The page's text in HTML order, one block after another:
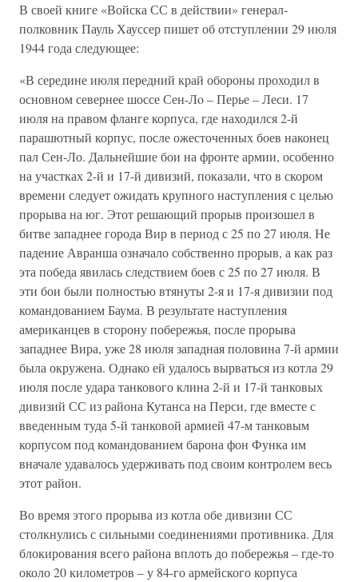
В своей книге «Войска СС в действии» генерал-
полковник Пауль Хауссер пишет об отступлении 29 июля
1944 года следующее:
«В середине июля передний край обороны проходил в
основном севернее шоссе Сен-Лo – Перье – Леси. 17
июля на правом фланге корпуса, где находился 2-й
парашютный корпус, после ожесточенных боев наконец
пал Сен-Ло. Дальнейшие бои на фронте армии, особенно
на участках 2-й и 17-й дивизий, показали, что в скором
времени следует ожидать крупного наступления с целью
прорыва на юг. Этот решающий прорыв произошел в
битве западнее города Вир в период с 25 по 27 июля. Не
падение Авранша означало собственно прорыв, а как раз
эта победа явилась следствием боев с 25 по 27 июля. В
эти бои были полностью втянуты 2-я и 17-я дивизии под
командованием Баума. В результате наступления
американцев в сторону побережья, после прорыва
западнее Вира, уже 28 июля западная половина 7-й армии
была окружена. Однако ей удалось вырваться из котла 29
июля после удара танкового клина 2-й и 17-й танковых
дивизий СС из района Кутанса на Перси, где вместе с
введенным туда 5-й танковой армией 47-м танковым
корпусом под командованием барона фон Функа им
вначале удавалось удерживать под своим контролем весь
этот район.
Во время этого прорыва из котла обе дивизии СС
столкнулись с сильными соединениями противника. Для
блокирования всего района вплоть до побережья – где-то
около 20 километров – у 84-го армейского корпуса